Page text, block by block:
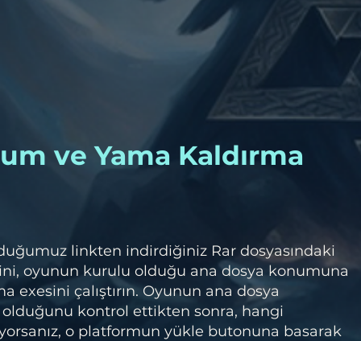
ve Yama Kaldırma
linkten indirdiğiniz Rar dosyasındaki
oyunun kurulu olduğu ana dosya konumuna
exesini çalıştırın. Oyunun ana dosya
kontrol ettikten sonra, hangi
o platformun yükle butonuna basarak